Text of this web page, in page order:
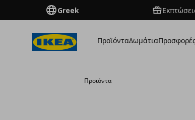
Greek
ΠροϊόνταΔωμάτια
Προϊόντα